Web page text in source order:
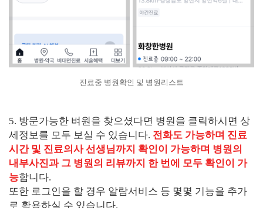
진료중 병원확인 및 병원리스트
5. 방문가능한 벼원을 찾으셨다면 병원을 클릭하시면 상
세정보를 모두 보실 수 있습니다. 전화도 가능하며 진료
시간 및 진료의사 선생님까지 확인이 가능하며 병원의
내부사진과 그 병원의 리뷰까지 한 번에 모두 확인이 가
능합니다.
또한 로그인을 할 경우 알람서비스 등 몇몇 기능을 추가
로 활용하실 수 있습니다.